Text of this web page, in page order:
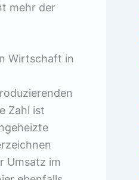
mehr der
Wirtschaft in
Zahl ist
Umsatz im